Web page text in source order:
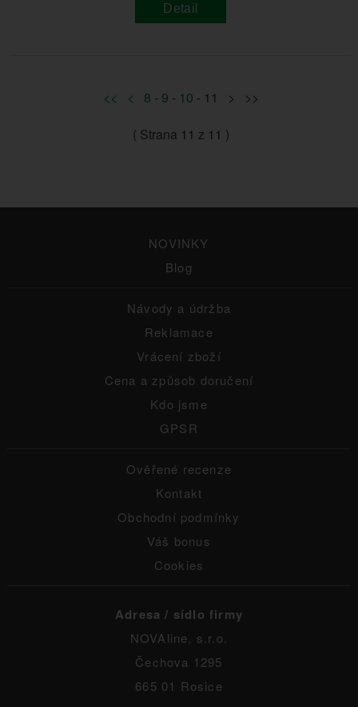
Detail
<< < 8 - 9 - 10 - 11 > >>
( Strana 11 z 11 )
NOVINKY
Blog
Návody a údržba
Reklamace
Vrácení zboží
Cena a způsob doručení
Kdo jsme
GPSR
Ověřené recenze
Kontakt
Obchodní podmínky
Váš bonus
Cookies
Adresa / sídlo firmy
NOVAline, s.r.o.
Čechova 1295
665 01 Rosice